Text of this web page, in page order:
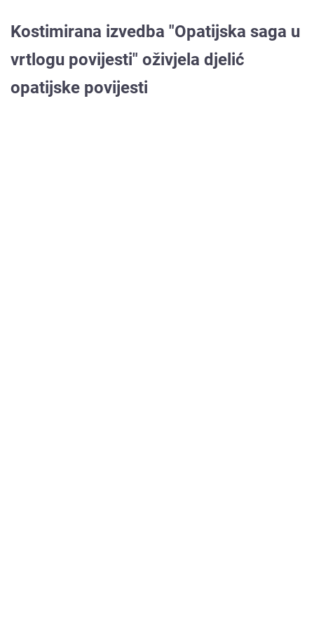
Kostimirana izvedba "Opatijska saga u
vrtlogu povijesti" oživjela djelić
opatijske povijesti